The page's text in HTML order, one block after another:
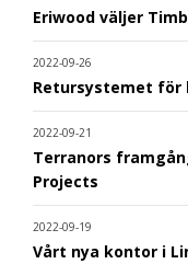
Eriwood väljer
2022-09-26
Retursystemet för
2022-09-21
Terranors
Projects
2022-09-19
Vårt nya kontor i